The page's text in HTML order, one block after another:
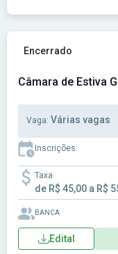
Ver concurso:
Encerrado
Câmara de Estiva
Vaga: Várias vagas
Inscrições:
Taxa
de R$ 45,00 a R$
BANCA
Edital